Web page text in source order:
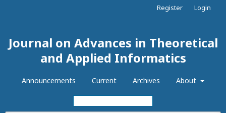
Journal on Advances in Theoretical
and Applied Informatics
Announcements Current Archives About
Register Login